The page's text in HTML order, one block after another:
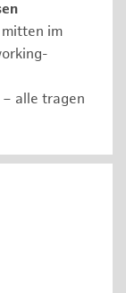
im
alle tragen